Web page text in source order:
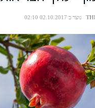
נוצר ב 02.10.2017 02:10